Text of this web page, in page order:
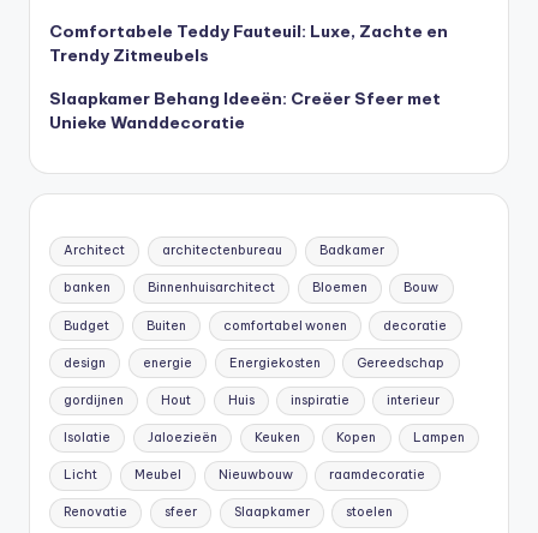
Comfortabele Teddy Fauteuil: Luxe, Zachte en
Trendy Zitmeubels
Slaapkamer Behang Ideeën: Creëer Sfeer met
Unieke Wanddecoratie
Architect architectenbureau Badkamer
banken Binnenhuisarchitect Bloemen Bouw
Budget Buiten comfortabel wonen decoratie
design energie Energiekosten Gereedschap
gordijnen Hout Huis inspiratie interieur
Isolatie Jaloezieën Keuken Kopen Lampen
Licht Meubel Nieuwbouw raamdecoratie
Renovatie sfeer Slaapkamer stoelen